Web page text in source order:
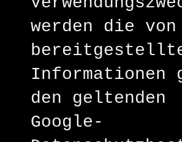
werden die
Informationen
den geltenden
Google-